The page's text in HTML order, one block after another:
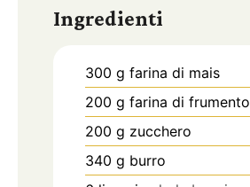
Ingredienti
300 g farina di mais
200 g farina di frumento
200 g zucchero
340 g burro